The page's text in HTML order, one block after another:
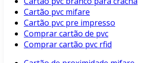
Cartão pvc mifare
Cartão pvc pre impresso
Comprar cartão de pvc
Comprar cartão pvc rfid